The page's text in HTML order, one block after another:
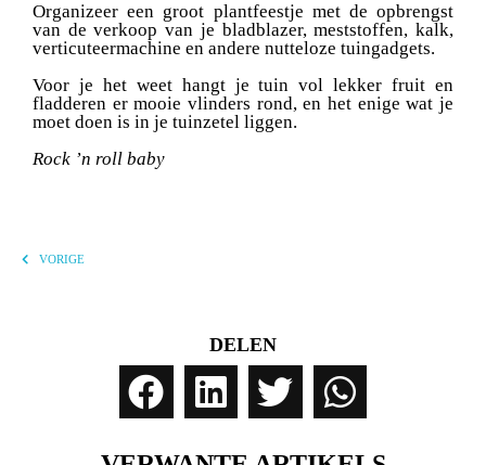
Organizeer een groot plantfeestje met de opbrengst
van de verkoop van je bladblazer, meststoffen, kalk,
verticuteermachine en andere nutteloze tuingadgets.
Voor je het weet hangt je tuin vol lekker fruit en
fladderen er mooie vlinders rond, en het enige wat je
moet doen is in je tuinzetel liggen.
Rock ’n roll baby
VORIGE
DELEN